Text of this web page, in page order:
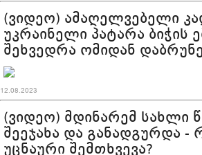
(ვიდეო) ამაღელვებელი
უკრაინელი პატარა ბიჭის
შეხვედრა ომიდან
12.08.2023
(ვიდეო) მდინარემ სახლი
შეეჯახა და განადგურდა
უცნაური შემთხვევა?